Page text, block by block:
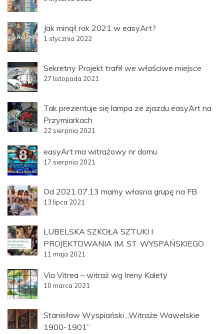
Jak minął rok 2021 w easyArt?
1 stycznia 2022
Sekretny Projekt trafił we właściwe miejsce
27 listopada 2021
Tak prezentuje się lampa ze zjazdu easyArt na
Przymiarkach
22 sierpnia 2021
easyArt ma witrażowy nr domu
17 sierpnia 2021
Od 2021.07.13 mamy własna grupę na FB
13 lipca 2021
LUBELSKA SZKOŁA SZTUKI I
PROJEKTOWANIA IM. ST. WYSPAŃSKIEGO
11 maja 2021
Via Vitrea – witraż wg Ireny Kalety
10 marca 2021
Stanisław Wyspiański „Witraże Wawelskie
1900-1901”